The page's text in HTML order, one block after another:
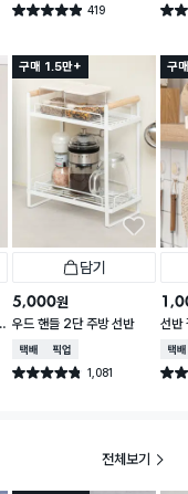
별점 4.9점 419
건 작성 별점
구매 1.5만+
담기
5,000원
우드 핸들 2단 주방 선반
택배배송매장픽업
별점 4.8점 1,081
건 작성
구
선반
택배
별점
전체보기